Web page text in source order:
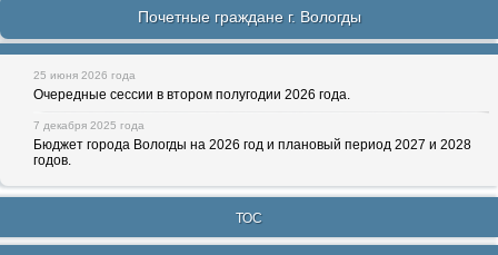
Почетные граждане г. Вологды
25 июня 2026 года
Очередные сессии в втором полугодии 2026 года.
7 декабря 2025 года
Бюджет города Вологды на 2026 год и плановый период 2027 и 2028
годов.
ТОС